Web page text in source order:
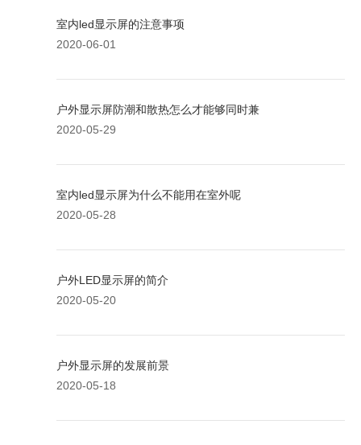
室内led显示屏的注意事项
2020-06-01
户外显示屏防潮和散热怎么才能够同时兼
2020-05-29
室内led显示屏为什么不能用在室外呢
2020-05-28
户外LED显示屏的简介
2020-05-20
户外显示屏的发展前景
2020-05-18